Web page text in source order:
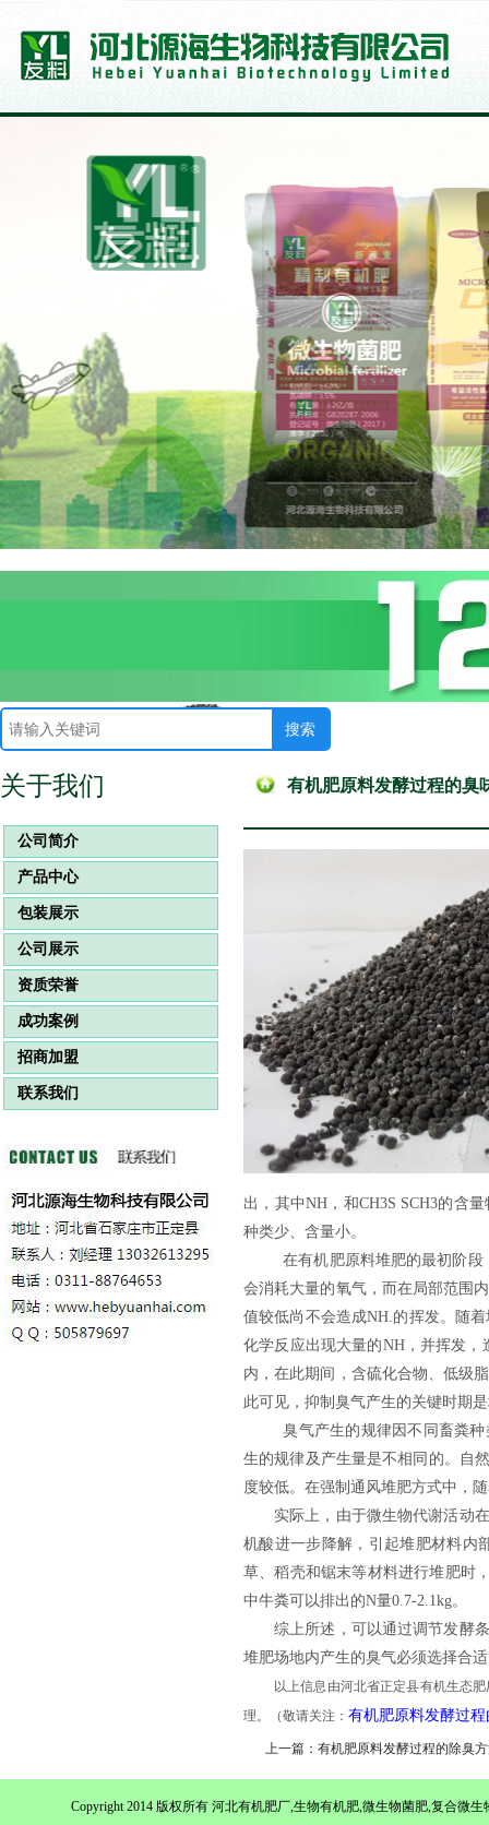
关于我们
公司简介
产品中心
包装展示
公司展示
资质荣誉
成功案例
招商加盟
联系我们
有机肥原料发酵过程的臭
出，其中NH，和CH3S SCH3的含
种类少、含量小。
在有机肥原料堆肥的最初阶
会消耗大量的氧气，而在局部范围
值较低尚不会造成NH.的挥发。随
化学反应出现大量的NH，并挥发
内，在此期间，含硫化合物、低级
此可见，抑制臭气产生的关键时期
臭气产生的规律因不同畜粪
生的规律及产生量是不相同的。自
度较低。在强制通风堆肥方式中，
实际上，由于微生物代谢活动
机酸进一步降解，引起堆肥材料内
草、稻壳和锯末等材料进行堆肥时
中牛粪可以排出的N量0.7-2.1kg。
综上所述，可以通过调节发酵
堆肥场地内产生的臭气必须选择合
以上信息由河北省正定县有机生态
理。
（敬请关注： 有机肥原料发酵过
上一篇：有机肥原料发酵过程的除臭
Copyright 2014 版权所有 河北有机肥厂,生物有机肥,微生物菌肥,复合